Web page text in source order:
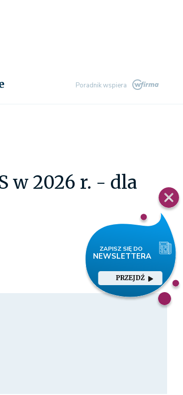
Poradnik wspiera
PRZEJDŹ
w 2026 r. - dla